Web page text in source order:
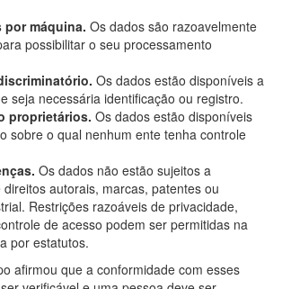
por máquina. Os dados são razoavelmente
possibilitar o seu processamento
Os dados estão disponíveis a
seja necessária identificação ou registro.
proprietários. Os dados estão disponíveis
sobre o qual nenhum ente tenha controle
Os dados não estão sujeitos a
direitos autorais, marcas, patentes ou
Restrições razoáveis de privacidade,
de acesso podem ser permitidas na
por estatutos.
afirmou que a conformidade com esses